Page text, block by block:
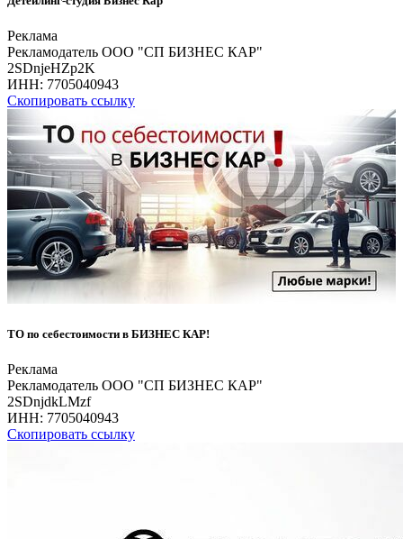
Реклама
Рекламодатель ООО "СП БИЗНЕС КАР"
2SDnjeHZp2K
ИНН: 7705040943
Скопировать ссылку
ТО по себестоимости в БИЗНЕС КАР!
Реклама
Рекламодатель ООО "СП БИЗНЕС КАР"
2SDnjdkLMzf
ИНН: 7705040943
Скопировать ссылку